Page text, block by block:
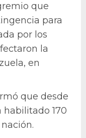
que
para
por los
la
en
que desde
habilitado 170